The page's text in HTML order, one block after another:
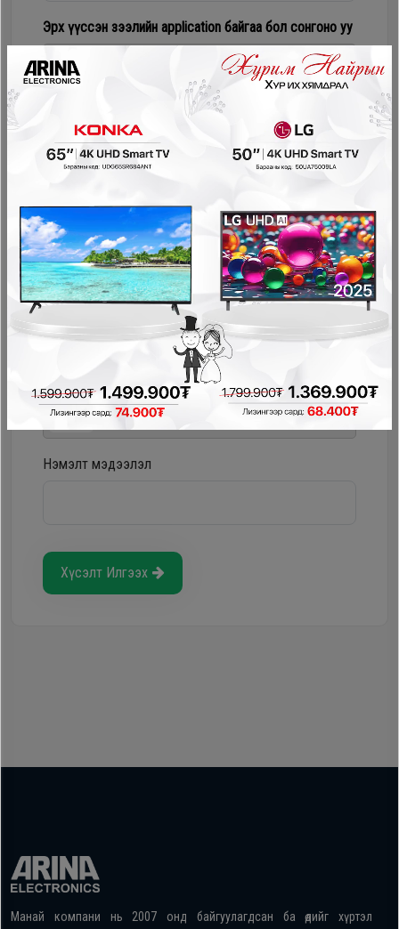
хэрэгсэл
Эрх үүссэн зээлийн application байгаа бол сонгоно уу
Соно сонгодог зээл
PayOn - LeaseOn
NetPay - Шимтгэлгүй ав, хүүгүй төл
Pocket - урьдчилгаагүй, шимтгэлгүй
Storepay - урьдчилгаагүй, хүүгүй, шимтгэлгүй
Нэмэлт мэдээлэл
Хүсэлт Илгээх
Манай компани нь 2007 онд байгуулагдсан ба өдийг хүртэл